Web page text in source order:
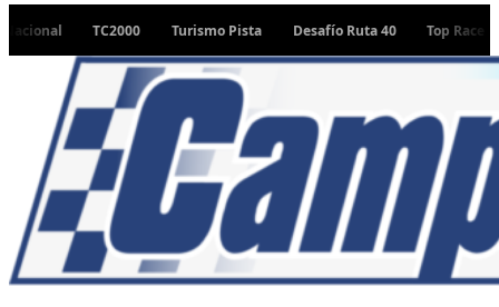
TC2000 Turismo Pista Desafío Ruta 40 Top Race TC Pista